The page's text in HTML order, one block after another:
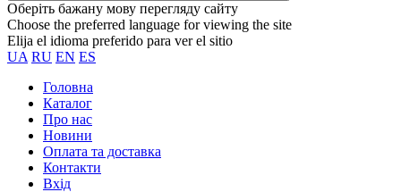
Оберіть бажану мову перегляду сайту
Choose the preferred language for viewing the site
Elija el idioma preferido para ver el sitio
UA RU EN ES
Головна
Каталог
Про нас
Новини
Оплата та доставка
Контакти
Вхiд